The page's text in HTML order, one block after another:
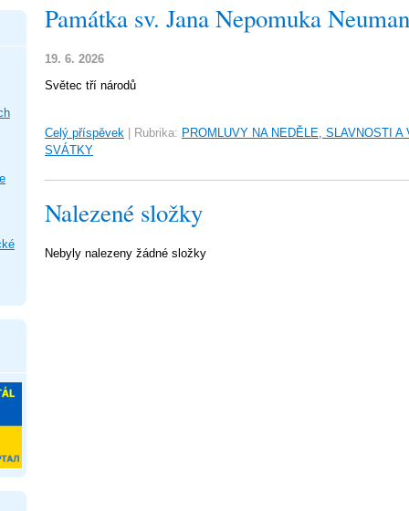
Památka sv. Jana Nepomuka
19. 6. 2026
Světec tří národů
Celý příspěvek Rubrika: PROMLUVY NA NEDĚLE, SLAVNOSTI A
SVÁTKY
Nalezené složky
Nebyly nalezeny žádné složky